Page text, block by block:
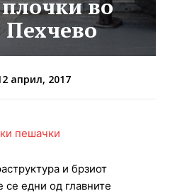
во
Пехчево
април, 2017
и брзиот
се едни од главните